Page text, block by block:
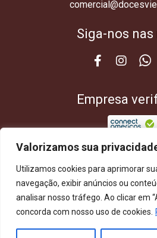
Valorizamos sua
Utilizamos cookies para aprimorar
navegação, exibir anúncios ou
analisar nosso tráfego. Ao clicar em
concorda com nosso uso de cookies.
Siga-nos nas
Empresa
© 2026 Doces Vieira.